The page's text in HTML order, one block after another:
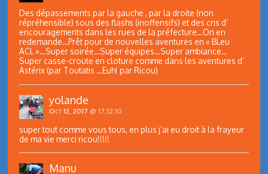
Des dépassements par la gauche , par la droite (non
répréhensible) sous des flashs (inoffensifs) et des cris d’
encouragements dans les rues de la préfecture…On en
redemande…Prêt pour de nouvelles aventures en « BLeu
ACL »…Super soirée…Super équipes…Super ambiance…
Super casse-croute en cloture comme dans les aventures d’
Astérix (par Toutatis …Euh! par Ricou)
yolande
Oct 12, 2017 @ 17:32:10
super tout comme vous tous, en plus j’ai eu droit à la frayeur
de ma vie merci ricou!!!!!
Manu